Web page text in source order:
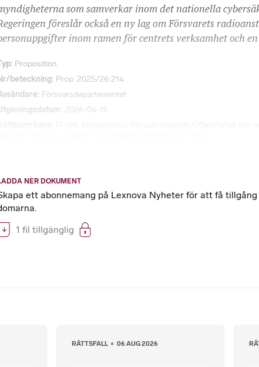
som samverkar inom det nationella
föreslår också en ny lag om Försvarets
inom ramen för centrets verksamhet och en
Proposition
beteckning Prop. 2025/26:214
Försvarsdepartementet
2026-04-15
NER DOKUMENT
ett abonnemang på Lexnova Nyheter för att få
1 fil tillgänglig
RÄTTSFALL 06 AUG 2026